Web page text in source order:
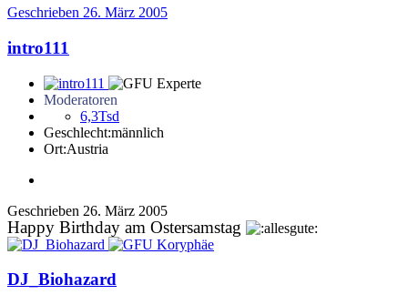
Geschrieben 26. März 2005
intro111
Moderatoren
6,3Tsd
Geschlecht:männlich
Ort:Austria
Geschrieben 26. März 2005
Happy Birthday am Ostersamstag
DJ_Biohazard